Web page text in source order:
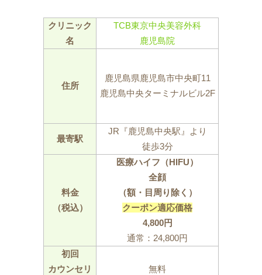
クリニック
名
TCB東京中央美容外科
鹿児島院
住所
鹿児島県鹿児島市中央町11
鹿児島中央ターミナルビル2F
最寄駅
JR『鹿児島中央駅』より
徒歩3分
料金
（税込）
医療ハイフ（HIFU）
全顔
（額・目周り除く）
クーポン適応価格
4,800円
通常：24,800円
初回
カウンセリ
無料